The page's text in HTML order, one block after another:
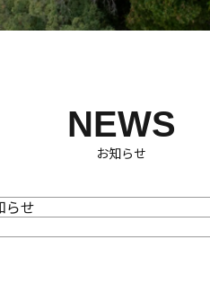
NEWS
お知らせ
らせ